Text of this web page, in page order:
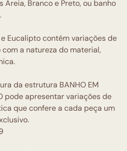
Areia, Branco e Preto, ou banho
Eucalipto contém variações de
a natureza do material,
da estrutura BANHO EM
pode apresentar variações de
que confere a cada peça um